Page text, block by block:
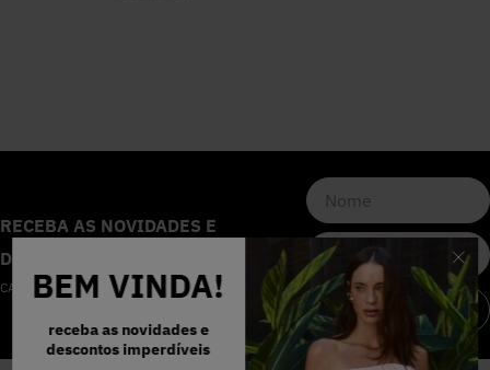
BEM VINDA!
receba as novidades e
descontos imperdíveis
RECEBA AS NOVIDADES E
DESCONTOS IMPERDÍVEIS
CADASTRE-SE NA NOSSA NEWSLETTER
CADASTRAR
10º Vestido Branco